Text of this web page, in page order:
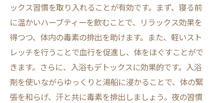
ックス習慣を取り入れることが有効です。まず、寝る前
に温かいハーブティーを飲むことで、リラックス効果を
得つつ、体内の毒素の排出を助けます。また、軽いスト
レッチを行うことで血行を促進し、体をほぐすことがで
きます。さらに、入浴もデトックスに効果的です。入浴
剤を使いながらゆっくりと湯船に浸かることで、体の緊
張を和らげ、汗と共に毒素を排出しましょう。夜の習慣